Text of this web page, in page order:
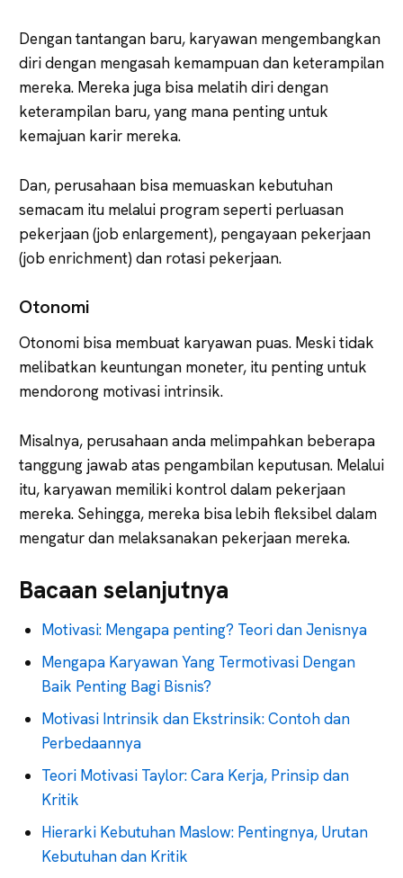
Dengan tantangan baru, karyawan mengembangkan
diri dengan mengasah kemampuan dan keterampilan
mereka. Mereka juga bisa melatih diri dengan
keterampilan baru, yang mana penting untuk
kemajuan karir mereka.
Dan, perusahaan bisa memuaskan kebutuhan
semacam itu melalui program seperti perluasan
pekerjaan (job enlargement), pengayaan pekerjaan
(job enrichment) dan rotasi pekerjaan.
Otonomi
Otonomi bisa membuat karyawan puas. Meski tidak
melibatkan keuntungan moneter, itu penting untuk
mendorong motivasi intrinsik.
Misalnya, perusahaan anda melimpahkan beberapa
tanggung jawab atas pengambilan keputusan. Melalui
itu, karyawan memiliki kontrol dalam pekerjaan
mereka. Sehingga, mereka bisa lebih fleksibel dalam
mengatur dan melaksanakan pekerjaan mereka.
Bacaan selanjutnya
Motivasi: Mengapa penting? Teori dan Jenisnya
Mengapa Karyawan Yang Termotivasi Dengan
Baik Penting Bagi Bisnis?
Motivasi Intrinsik dan Ekstrinsik: Contoh dan
Perbedaannya
Teori Motivasi Taylor: Cara Kerja, Prinsip dan
Kritik
Hierarki Kebutuhan Maslow: Pentingnya, Urutan
Kebutuhan dan Kritik